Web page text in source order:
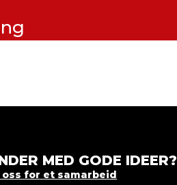
MED GODE IDEER?
for et samarbeid